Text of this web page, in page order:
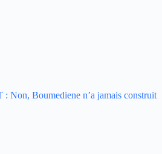
: Non, Boumediene n’a jamais construit